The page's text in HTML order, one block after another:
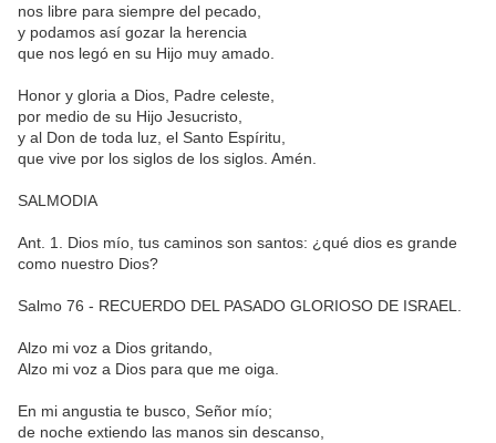
nos libre para siempre del pecado,
y podamos así gozar la herencia
que nos legó en su Hijo muy amado.
Honor y gloria a Dios, Padre celeste,
por medio de su Hijo Jesucristo,
y al Don de toda luz, el Santo Espíritu,
que vive por los siglos de los siglos. Amén.
SALMODIA
Ant. 1. Dios mío, tus caminos son santos: ¿qué dios es grande
como nuestro Dios?
Salmo 76 - RECUERDO DEL PASADO GLORIOSO DE ISRAEL.
Alzo mi voz a Dios gritando,
Alzo mi voz a Dios para que me oiga.
En mi angustia te busco, Señor mío;
de noche extiendo las manos sin descanso,